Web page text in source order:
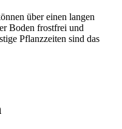
über einen langen
Boden frostfrei und
Pflanzzeiten sind das